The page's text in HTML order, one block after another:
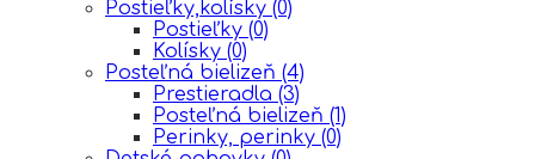
Postieľky,kolísky (0)
Postieľky (0)
Kolísky (0)
Posteľná bielizeň (4)
Prestieradla (3)
Posteľná bielizeň (1)
Perinky, perinky (0)